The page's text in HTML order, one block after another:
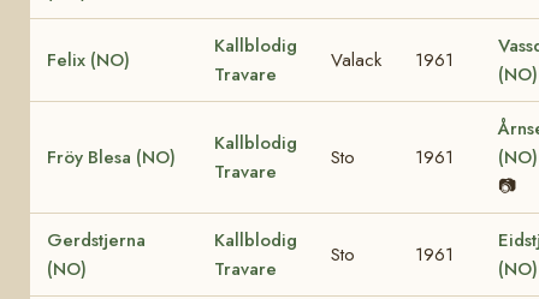
Felix (NO)
Kallblodig
Travare
Valack 1961
Fröy Blesa (NO)
Kallblodig
Travare
Sto 1961
📷
Gerdstjerna
(NO)
Kallblodig
Travare
Sto 1961